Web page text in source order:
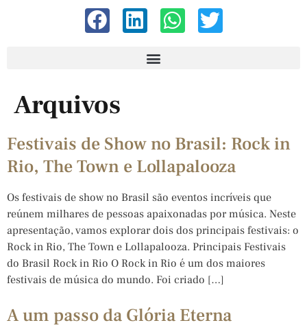
Arquivos
Festivais de Show no Brasil: Rock in
Rio, The Town e Lollapalooza
Os festivais de show no Brasil são eventos incríveis que
reúnem milhares de pessoas apaixonadas por música. Neste
apresentação, vamos explorar dois dos principais festivais: o
Rock in Rio, The Town e Lollapalooza. Principais Festivais
do Brasil Rock in Rio O Rock in Rio é um dos maiores
festivais de música do mundo. Foi criado […]
A um passo da Glória Eterna